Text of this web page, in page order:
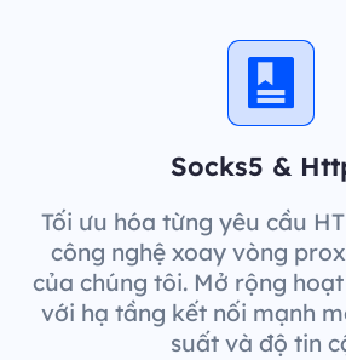
Socks5 &
Tối ưu hóa từng yêu cầu
công nghệ xoay vòng
của chúng tôi. Mở rộng
với hạ tầng kết nối mạnh
suất và độ tin